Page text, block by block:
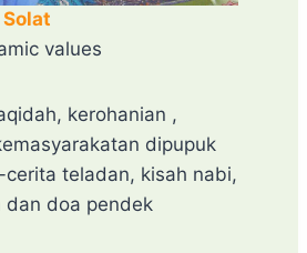
values
kerohanian ,
dipupuk
teladan, kisah nabi,
dan doa pendek